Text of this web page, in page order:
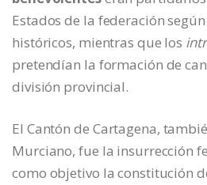
Estados de la federación
históricos, mientras que los
pretendían la formación de
división provincial.
El Cantón de Cartagena,
Murciano, fue la insurrección
como objetivo la constitución